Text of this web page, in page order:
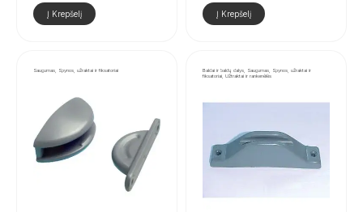
Į Krepšelį Į Krepšelį
Saugumas, Spynos, užraktai ir fiksatoriai
Baldai ir baldų dalys, Saugumas, Spynos, užraktai ir
fiksatoriai, Užtraktai ir rankenėlės